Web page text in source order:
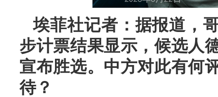
埃菲社记者：据报道，
步计票结果显示，候选人
宣布胜选。中方对此有何
待？